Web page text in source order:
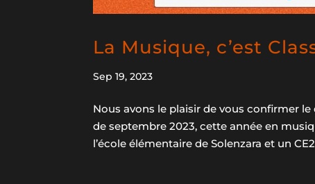
La Musique, c’est
Sep 19, 2023
Nous avons le plaisir de vous confirmer le
de septembre 2023, cette année en
l’école élémentaire de Solenzara et un CE2